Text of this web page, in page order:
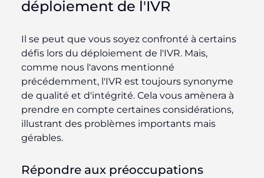
déploiement de l'IVR
Il se peut que vous soyez confronté à certains
défis lors du déploiement de l'IVR. Mais,
comme nous l'avons mentionné
précédemment, l'IVR est toujours synonyme
de qualité et d'intégrité. Cela vous amènera à
prendre en compte certaines considérations,
illustrant des problèmes importants mais
gérables.
Répondre aux préoccupations